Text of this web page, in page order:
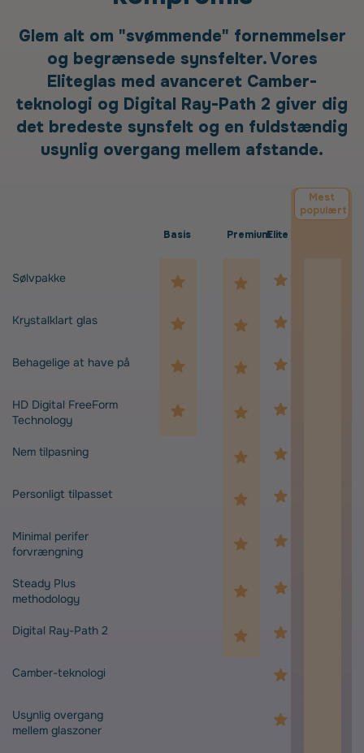
Glem alt om "svømmende" fornemmelser
og begrænsede synsfelter. Vores
Eliteglas med avanceret Camber-
teknologi og Digital Ray-Path 2 giver dig
det bredeste synsfelt og en fuldstændig
usynlig overgang mellem afstande.
Basis Premium
Mest
populært
Elite
Sølvpakke
Krystalklart glas
Behagelige at have på
HD Digital FreeForm
Technology
Nem tilpasning
Personligt tilpasset
Minimal perifer
forvrængning
Steady Plus
methodology
Digital Ray-Path 2
Camber-teknologi
Usynlig overgang
mellem glaszoner